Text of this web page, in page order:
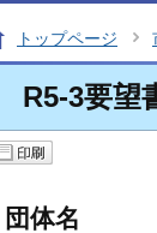
トップページ
R5-3要望
団体名